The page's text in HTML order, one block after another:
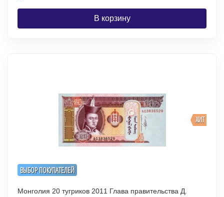
В корзину
ВЫБОР ПОКУПАТЕЛЕЙ
ХИТ
Монголия 20 тугриков 2011 Глава правительства Д.